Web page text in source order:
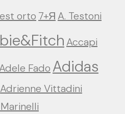
orto 7+Я A. Testoni
Accapi
Adele Fado Adidas
Adrienne Vittadini